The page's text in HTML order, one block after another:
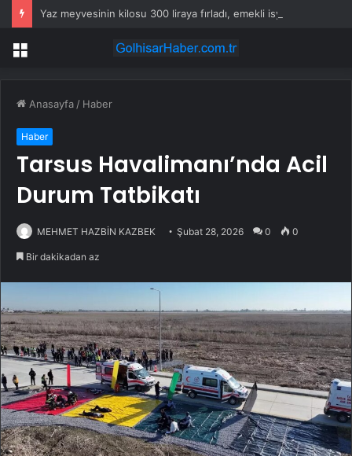
Yaz meyvesinin kilosu 300 liraya fırladı, emekli isyan etti
Menü
Anasayfa / Haber
Haber
Tarsus Havalimanı’nda Acil
Durum Tatbikatı
MEHMET HAZBİN KAZBEK Şubat 28, 2026 0 0
Bir dakikadan az